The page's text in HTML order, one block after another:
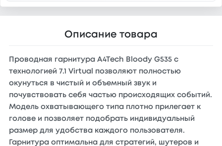
Описание товара
Проводная гарнитура A4Tech Bloody G535 с
технологией 7.1 Virtual позволяют полностью
окунуться в чистый и объемный звук и
почувствовать себя частью происходящих событий.
Модель охватывающего типа плотно прилегает к
голове и позволяет подобрать индивидуальный
размер для удобства каждого пользователя.
Гарнитура оптимальна для стратегий, шутеров и